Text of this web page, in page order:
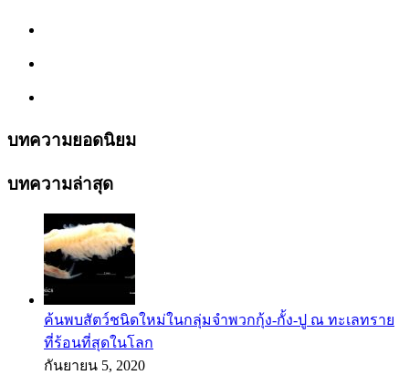
บทความยอดนิยม
บทความล่าสุด
ค้นพบสัตว์ชนิดใหม่ในกลุ่มจำพวกกุ้ง-กั้ง-ปู ณ ทะเลทราย
ที่ร้อนที่สุดในโลก
กันยายน 5, 2020